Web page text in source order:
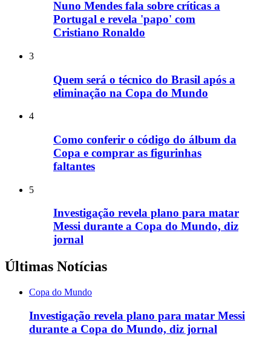
Nuno Mendes fala sobre críticas a
Portugal e revela 'papo' com
Cristiano Ronaldo
3
Quem será o técnico do Brasil após a
eliminação na Copa do Mundo
4
Como conferir o código do álbum da
Copa e comprar as figurinhas
faltantes
5
Investigação revela plano para matar
Messi durante a Copa do Mundo, diz
jornal
Últimas Notícias
Copa do Mundo
Investigação revela plano para matar Messi
durante a Copa do Mundo, diz jornal